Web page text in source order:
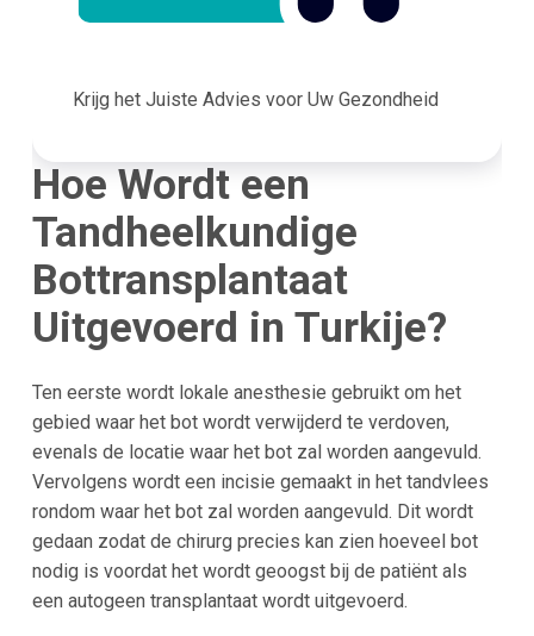
Krijg het Juiste Advies voor Uw Gezondheid
Hoe Wordt een
Tandheelkundige
Bottransplantaat
Uitgevoerd in Turkije?
Ten eerste wordt lokale anesthesie gebruikt om het
gebied waar het bot wordt verwijderd te verdoven,
evenals de locatie waar het bot zal worden aangevuld.
Vervolgens wordt een incisie gemaakt in het tandvlees
rondom waar het bot zal worden aangevuld. Dit wordt
gedaan zodat de chirurg precies kan zien hoeveel bot
nodig is voordat het wordt geoogst bij de patiënt als
een autogeen transplantaat wordt uitgevoerd.